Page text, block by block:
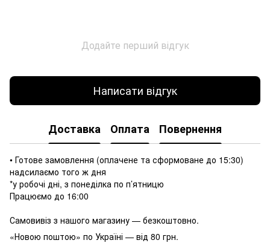
Додайте перший відгук
Написати відгук
Доставка Оплата Повернення
• Готове замовлення (оплачене та сформоване до 15:30)
надсилаємо того ж дня
*у робочі дні, з понеділка по п’ятницю
Працюємо до 16:00
Самовивіз з нашого магазину — безкоштовно.
«Новою поштою» по Україні — від 80 грн.